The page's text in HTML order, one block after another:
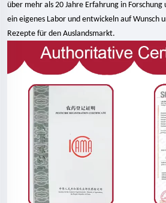
über mehr als 20 Jahre Erfahrung in
ein eigenes Labor und entwickeln auf Wunsch
Rezepte für den Auslandsmarkt.